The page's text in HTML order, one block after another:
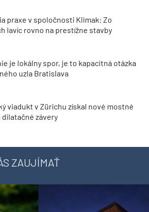
praxe v spoločnosti Klimak: Zo
lavíc rovno na prestížne stavby
je lokálny spor, je to kapacitná otázka
uzla Bratislava
viadukt v Zürichu získal nové mostné
dilatačné závery
ZAUJÍMAŤ